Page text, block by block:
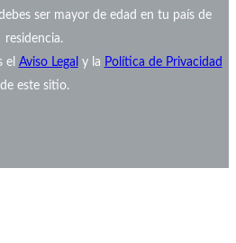
ser mayor de edad en tu país de
residencia.
el Aviso Legal y la Política de Privacidad
de este sitio.